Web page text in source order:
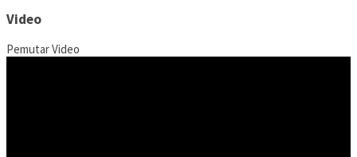
Video
Pemutar Video